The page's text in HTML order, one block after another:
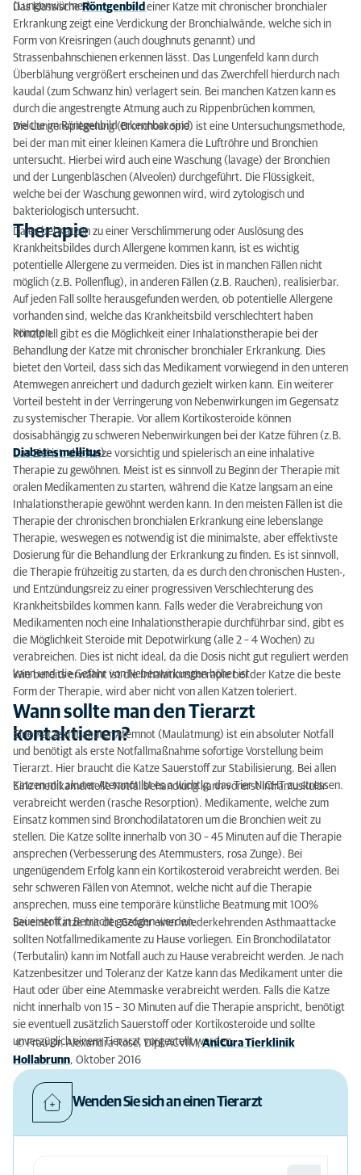
(Lungenwürmer).
Das klassischeRöntgenbild einer Katze mit chronischer bronchialer
Erkrankung zeigt eine Verdickung der Bronchialwände, welche sich in
Form von Kreisringen (auch doughnuts genannt) und
Strassenbahnschienen erkennen lässt. Das Lungenfeld kann durch
Überblähung vergrößert erscheinen und das Zwerchfell hierdurch nach
kaudal (zum Schwanz hin) verlagert sein. Bei manchen Katzen kann es
durch die angestrengte Atmung auch zu Rippenbrüchen kommen,
welche im Röntgenbild erkennbar sind.
Die Lungenspiegelung (Bronchoskopie) ist eine Untersuchungsmethode,
bei der man mit einer kleinen Kamera die Luftröhre und Bronchien
untersucht. Hierbei wird auch eine Waschung (lavage) der Bronchien
und der Lungenbläschen (Alveolen) durchgeführt. Die Flüssigkeit,
welche bei der Waschung gewonnen wird, wird zytologisch und
bakteriologisch untersucht.
Therapie
Da es bei Katzen zu einer Verschlimmerung oder Auslösung des
Krankheitsbildes durch Allergene kommen kann, ist es wichtig
potentielle Allergene zu vermeiden. Dies ist in manchen Fällen nicht
möglich (z.B. Pollenflug), in anderen Fällen (z.B. Rauchen), realisierbar.
Auf jeden Fall sollte herausgefunden werden, ob potentielle Allergene
vorhanden sind, welche das Krankheitsbild verschlechtert haben
könnten.
Prinzipiell gibt es die Möglichkeit einer Inhalationstherapie bei der
Behandlung der Katze mit chronischer bronchialer Erkrankung. Dies
bietet den Vorteil, dass sich das Medikament vorwiegend in den unteren
Atemwegen anreichert und dadurch gezielt wirken kann. Ein weiterer
Vorteil besteht in der Verringerung von Nebenwirkungen im Gegensatz
zu systemischer Therapie. Vor allem Kortikosteroide können
dosisabhängig zu schweren Nebenwirkungen bei der Katze führen (z.B.
Diabetes mellitus).
Das Ziel ist, die Katze vorsichtig und spielerisch an eine inhalative
Therapie zu gewöhnen. Meist ist es sinnvoll zu Beginn der Therapie mit
oralen Medikamenten zu starten, während die Katze langsam an eine
Inhalationstherapie gewöhnt werden kann. In den meisten Fällen ist die
Therapie der chronischen bronchialen Erkrankung eine lebenslange
Therapie, weswegen es notwendig ist die minimalste, aber effektivste
Dosierung für die Behandlung der Erkrankung zu finden. Es ist sinnvoll,
die Therapie frühzeitig zu starten, da es durch den chronischen Husten-,
und Entzündungsreiz zu einer progressiven Verschlechterung des
Krankheitsbildes kommen kann. Falls weder die Verabreichung von
Medikamenten noch eine Inhalationstherapie durchführbar sind, gibt es
die Möglichkeit Steroide mit Depotwirkung (alle 2 – 4 Wochen) zu
verabreichen. Dies ist nicht ideal, da die Dosis nicht gut reguliert werden
kann und die Gefahr von Nebenwirkungen höher ist.
Wie bereits erwähnt ist die Inhalationstherapie bei der Katze die beste
Form der Therapie, wird aber nicht von allen Katzen toleriert.
Wann sollte man den Tierarzt
kontaktieren?
Eine Katze mit akuter Atemnot (Maulatmung) ist ein absoluter Notfall
und benötigt als erste Notfallmaßnahme sofortige Vorstellung beim
Tierarzt. Hier braucht die Katze Sauerstoff zur Stabilisierung. Bei allen
Katzen mit akuter Atemnot ist es a wichtig, das Tier NICHT zu stressen.
Eine medikamentelle Notfallbehandlung kann vorerst intramuskulär
verabreicht werden (rasche Resorption). Medikamente, welche zum
Einsatz kommen sind Bronchodilatatoren um die Bronchien weit zu
stellen. Die Katze sollte innerhalb von 30 – 45 Minuten auf die Therapie
ansprechen (Verbesserung des Atemmusters, rosa Zunge). Bei
ungenügendem Erfolg kann ein Kortikosteroid verabreicht werden. Bei
sehr schweren Fällen von Atemnot, welche nicht auf die Therapie
ansprechen, muss eine temporäre künstliche Beatmung mit 100%
Sauerstoff in Betracht gezogen werden.
Bei einer Katze mit der Gefahr einer wiederkehrenden Asthmaattacke
sollten Notfallmedikamente zu Hause vorliegen. Ein Bronchodilatator
(Terbutalin) kann im Notfall auch zu Hause verabreicht werden. Je nach
Katzenbesitzer und Toleranz der Katze kann das Medikament unter die
Haut oder über eine Atemmaske verabreicht werden. Falls die Katze
nicht innerhalb von 15 – 30 Minuten auf die Therapie anspricht, benötigt
sie eventuell zusätzlich Sauerstoff oder Kortikosteroide und sollte
unverzüglich einem Tierarzt vorgestellt werden.
© Frau Dr. Alexandra Rose, Dipl.ACVIM,AniCura Tierklinik
Hollabrunn, Oktober 2016
Wenden Sie sich an einen Tierarzt